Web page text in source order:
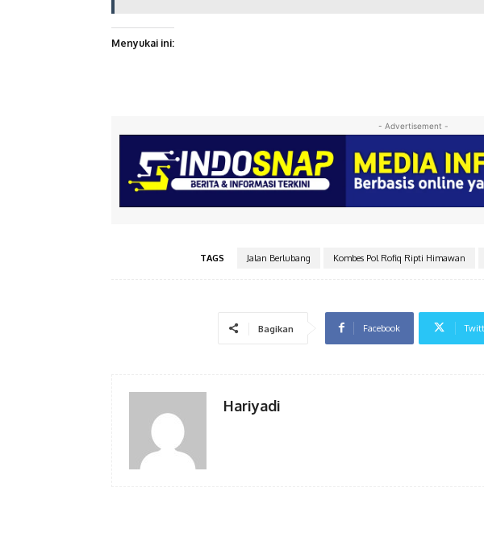
Menyukai ini:
- Advertisement -
TAGS Jalan Berlubang Kombes Pol Rofiq Ripti Himawan
Bagikan Facebook
Hariyadi